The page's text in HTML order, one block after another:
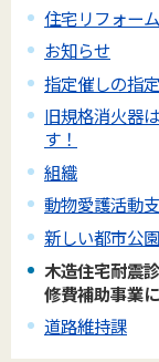
住宅リフォー
お知らせ
指定催しの指
旧規格消火器
す！
組織
動物愛護活動
新しい都市公
木造住宅耐震
修費補助事業
道路維持課